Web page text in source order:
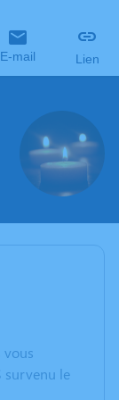
E-mail Lien
vous
survenu le